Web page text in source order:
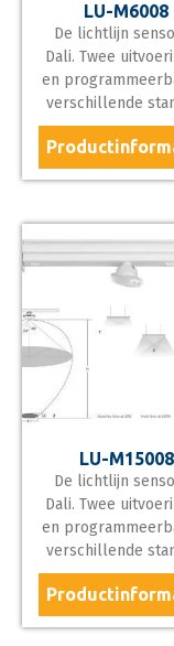
LU-M6008
De lichtlijn
Dali. Twee
en
verschillende
Aan/Uit
daglicht
Uitvoering op
blindplaat of 1500
blindplaat en
hoogtes tot 8
hoogtes tot 15
LU-M15008
De lichtlijn
Dali. Twee
en
verschillende
Aan/Uit